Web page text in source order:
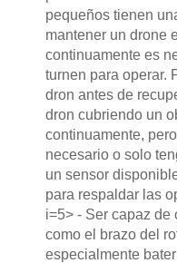
pequeños tienen
mantener un drone
continuamente es
turnen para operar.
dron antes de
dron cubriendo un
continuamente,
necesario o solo
un sensor
para respaldar las
i=5> - Ser capaz
como el brazo del
especialmente